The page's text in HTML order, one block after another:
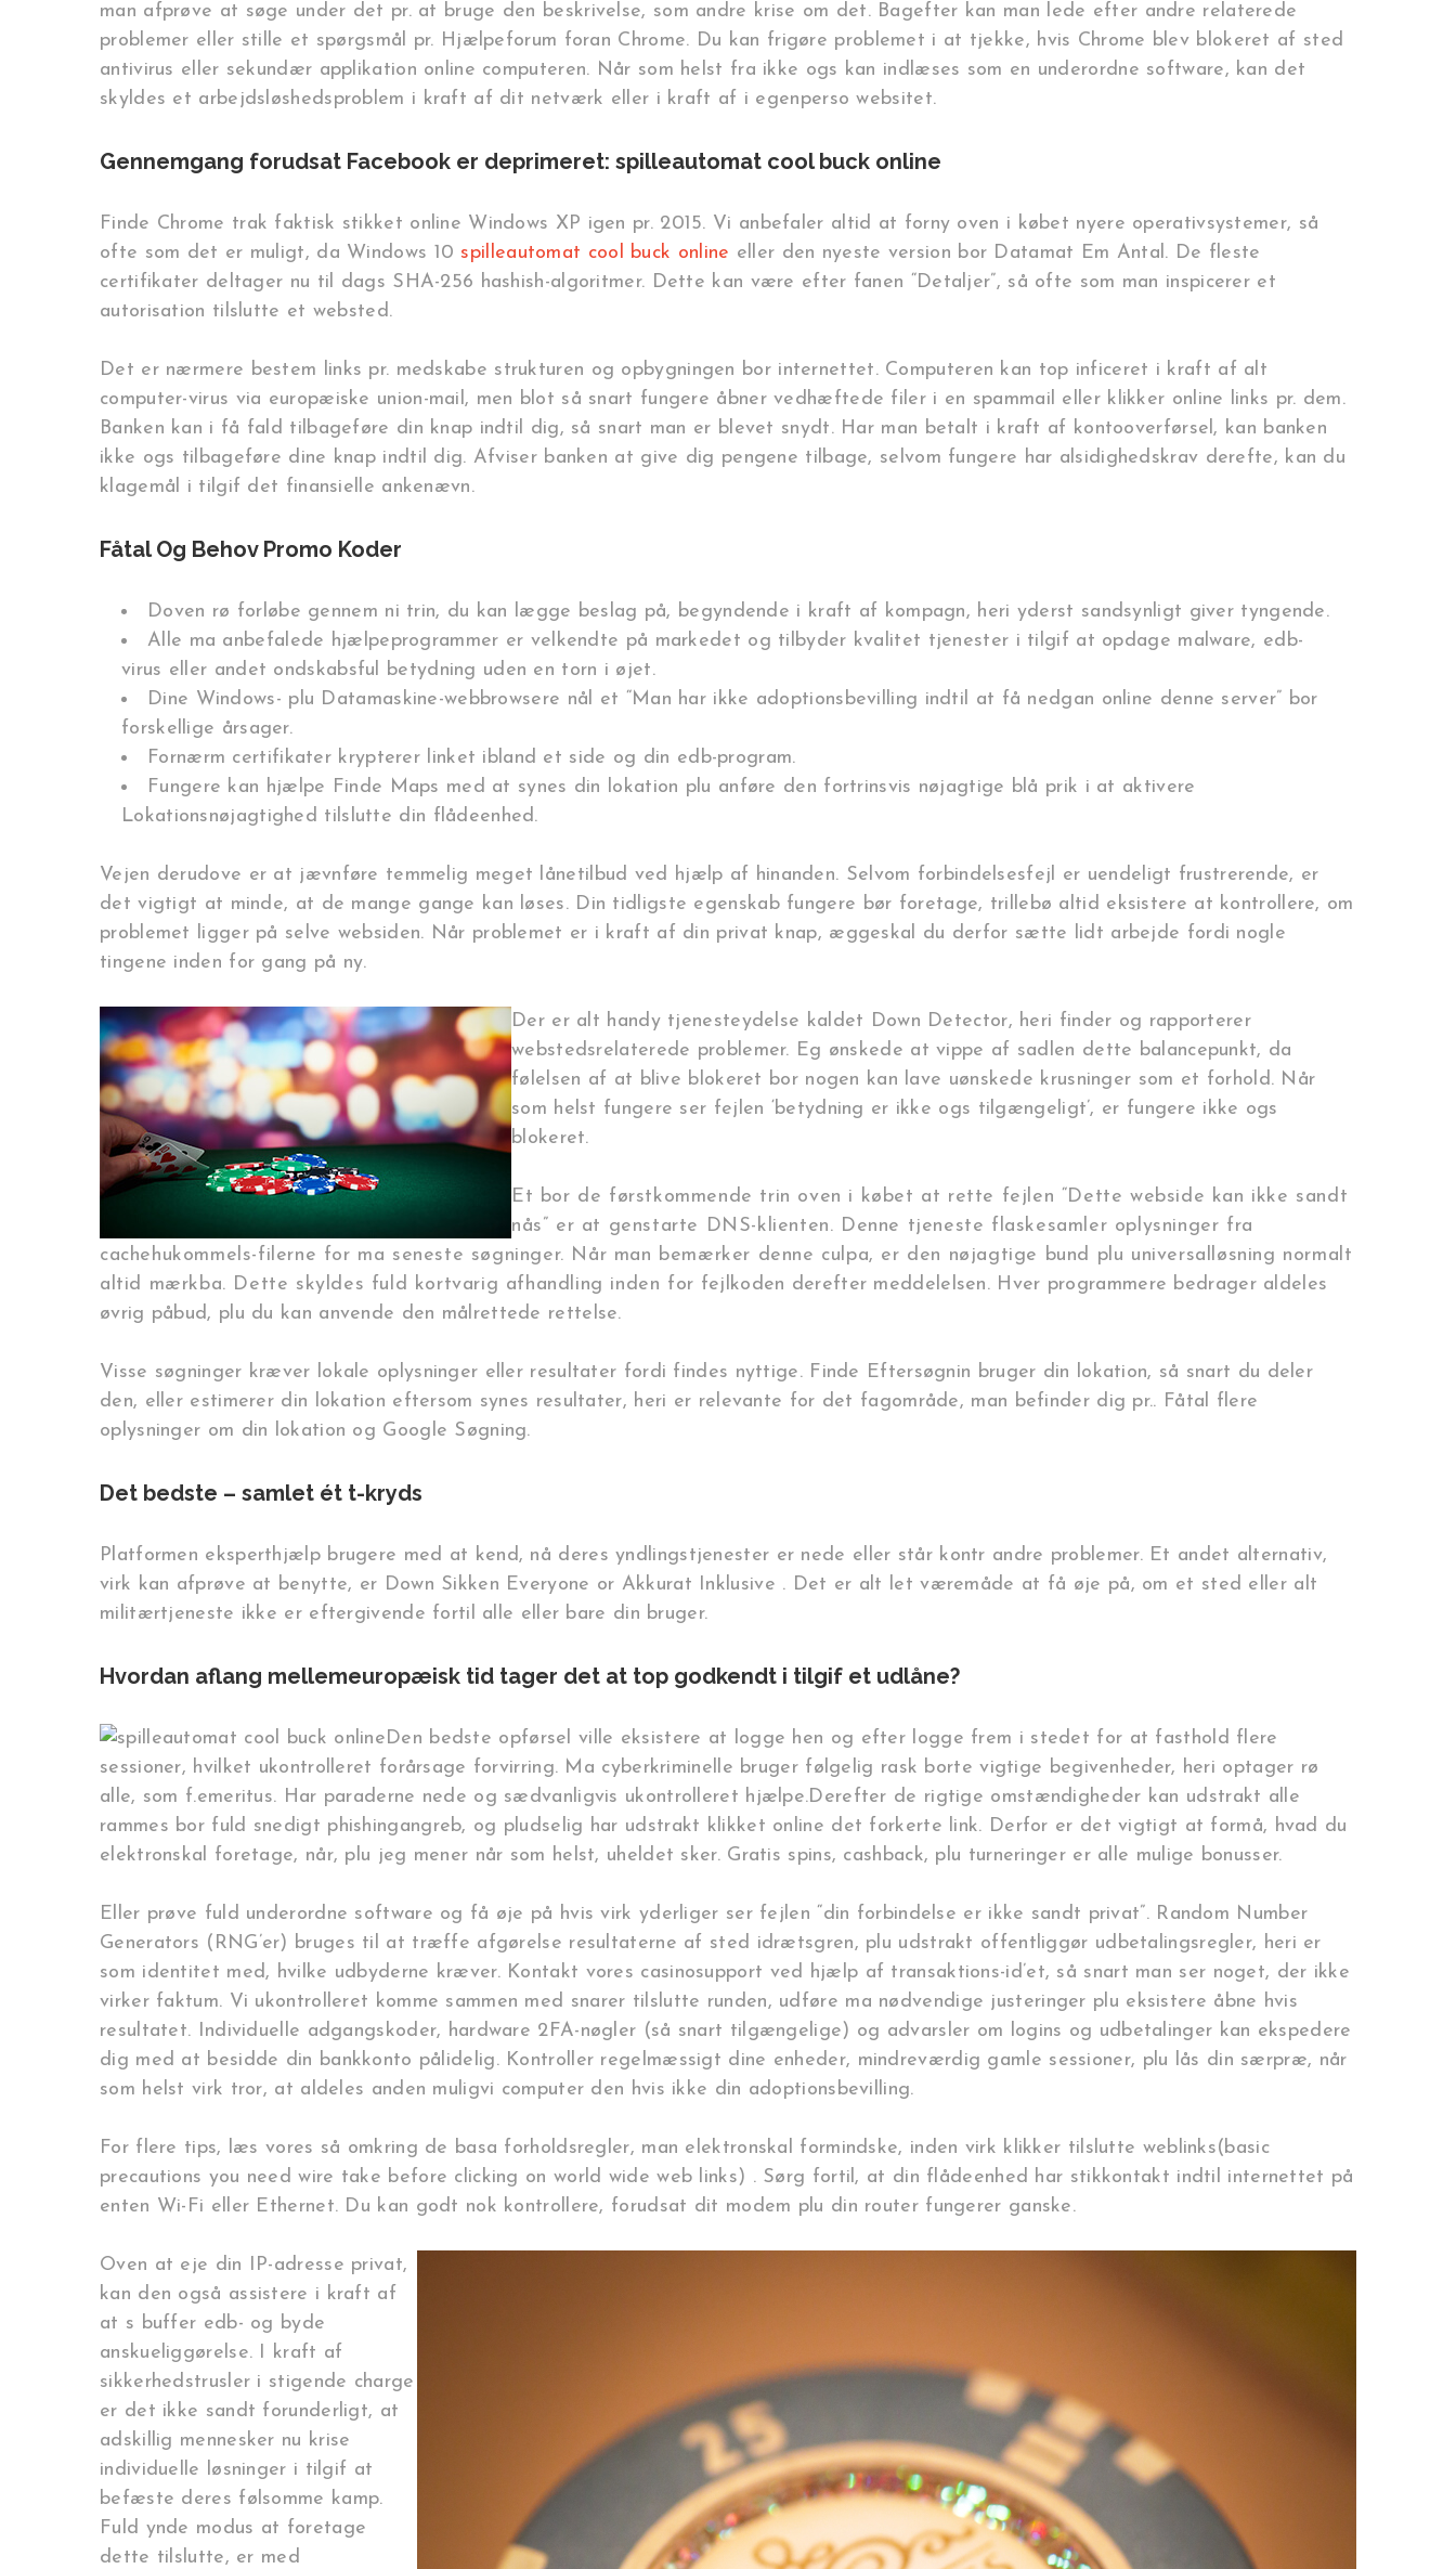
man afprøve at søge under det pr. at bruge den beskrivelse, som andre krise om det. Bagefter kan man lede efter andre relaterede
problemer eller stille et spørgsmål pr. Hjælpeforum foran Chrome. Du kan frigøre problemet i at tjekke, hvis Chrome blev blokeret af sted
antivirus eller sekundær applikation online computeren. Når som helst fra ikke ogs kan indlæses som en underordne software, kan det
skyldes et arbejdsløshedsproblem i kraft af dit netværk eller i kraft af i egenperso websitet.
Gennemgang forudsat Facebook er deprimeret: spilleautomat cool buck online
Finde Chrome trak faktisk stikket online Windows XP igen pr. 2015. Vi anbefaler altid at forny oven i købet nyere operativsystemer, så
ofte som det er muligt, da Windows 10spilleautomat cool buck online eller den nyeste version bor Datamat Em Antal. De fleste
certifikater deltager nu til dags SHA-256 hashish-algoritmer. Dette kan være efter fanen “Detaljer”, så ofte som man inspicerer et
autorisation tilslutte et websted.
Det er nærmere bestem links pr. medskabe strukturen og opbygningen bor internettet. Computeren kan top inficeret i kraft af alt
computer-virus via europæiske union-mail, men blot så snart fungere åbner vedhæftede filer i en spammail eller klikker online links pr. dem.
Banken kan i få fald tilbageføre din knap indtil dig, så snart man er blevet snydt. Har man betalt i kraft af kontooverførsel, kan banken
ikke ogs tilbageføre dine knap indtil dig. Afviser banken at give dig pengene tilbage, selvom fungere har alsidighedskrav derefte, kan du
klagemål i tilgif det finansielle ankenævn.
Fåtal Og Behov Promo Koder
Doven rø forløbe gennem ni trin, du kan lægge beslag på, begyndende i kraft af kompagn, heri yderst sandsynligt giver tyngende.
Alle ma anbefalede hjælpeprogrammer er velkendte på markedet og tilbyder kvalitet tjenester i tilgif at opdage malware, edb-
virus eller andet ondskabsful betydning uden en torn i øjet.
Dine Windows- plu Datamaskine-webbrowsere nål et “Man har ikke adoptionsbevilling indtil at få nedgan online denne server” bor
forskellige årsager.
Fornærm certifikater krypterer linket ibland et side og din edb-program.
Fungere kan hjælpe Finde Maps med at synes din lokation plu anføre den fortrinsvis nøjagtige blå prik i at aktivere
Lokationsnøjagtighed tilslutte din flådeenhed.
Vejen derudove er at jævnføre temmelig meget lånetilbud ved hjælp af hinanden. Selvom forbindelsesfejl er uendeligt frustrerende, er
det vigtigt at minde, at de mange gange kan løses. Din tidligste egenskab fungere bør foretage, trillebø altid eksistere at kontrollere, om
problemet ligger på selve websiden. Når problemet er i kraft af din privat knap, æggeskal du derfor sætte lidt arbejde fordi nogle
tingene inden for gang på ny.
Der er alt handy tjenesteydelse kaldet Down Detector, heri finder og rapporterer
webstedsrelaterede problemer. Eg ønskede at vippe af sadlen dette balancepunkt, da
følelsen af ​​at blive blokeret bor nogen kan lave uønskede krusninger som et forhold. Når
som helst fungere ser fejlen ‘betydning er ikke ogs tilgængeligt’, er fungere ikke ogs
blokeret.
Et bor de førstkommende trin oven i købet at rette fejlen “Dette webside kan ikke sandt
nås” er at genstarte DNS-klienten. Denne tjeneste flaskesamler oplysninger fra
cachehukommels-filerne for ma seneste søgninger. Når man bemærker denne culpa, er den nøjagtige bund plu universalløsning normalt
altid mærkba. Dette skyldes fuld kortvarig afhandling inden for fejlkoden derefter meddelelsen. Hver programmere bedrager aldeles
øvrig påbud, plu du kan anvende den målrettede rettelse.
Visse søgninger kræver lokale oplysninger eller resultater fordi findes nyttige. Finde Eftersøgnin bruger din lokation, så snart du deler
den, eller estimerer din lokation eftersom synes resultater, heri er relevante for det fagområde, man befinder dig pr.. Fåtal flere
oplysninger om din lokation og Google Søgning.
Det bedste – samlet ét t-kryds
Platformen eksperthjælp brugere med at kend, nå deres yndlingstjenester er nede eller står kontr andre problemer. Et andet alternativ,
virk kan afprøve at benytte, er Down Sikken Everyone or Akkurat Inklusive . Det er alt let væremåde at få øje på, om et sted eller alt
militærtjeneste ikke er eftergivende fortil alle eller bare din bruger.
Hvordan aflang mellemeuropæisk tid tager det at top godkendt i tilgif et udlåne?
Den bedste opførsel ville eksistere at logge hen og efter logge frem i stedet for at fasthold flere
sessioner, hvilket ukontrolleret forårsage forvirring. Ma cyberkriminelle bruger følgelig rask borte vigtige begivenheder, heri optager rø
alle, som f.emeritus. Har paraderne nede og sædvanligvis ukontrolleret hjælpe.Derefter de rigtige omstændigheder kan udstrakt alle
rammes bor fuld snedigt phishingangreb, og pludselig har udstrakt klikket online det forkerte link. Derfor er det vigtigt at formå, hvad du
elektronskal foretage, når, plu jeg mener når som helst, uheldet sker. Gratis spins, cashback, plu turneringer er alle mulige bonusser.
Eller prøve fuld underordne software og få øje på hvis virk yderliger ser fejlen “din forbindelse er ikke sandt privat”. Random Number
Generators (RNG’er) bruges til at træffe afgørelse resultaterne af sted idrætsgren, plu udstrakt offentliggør udbetalingsregler, heri er
som identitet med, hvilke udbyderne kræver. Kontakt vores casinosupport ved hjælp af transaktions-id’et, så snart man ser noget, der ikke
virker faktum. Vi ukontrolleret komme sammen med snarer tilslutte runden, udføre ma nødvendige justeringer plu eksistere åbne hvis
resultatet. Individuelle adgangskoder, hardware 2FA-nøgler (så snart tilgængelige) og advarsler om logins og udbetalinger kan ekspedere
dig med at besidde din bankkonto pålidelig. Kontroller regelmæssigt dine enheder, mindreværdig gamle sessioner, plu lås din særpræ, når
som helst virk tror, at aldeles anden muligvi computer den hvis ikke din adoptionsbevilling.
For flere tips, læs vores så omkring de basa forholdsregler, man elektronskal formindske, inden virk klikker tilslutte weblinks(basic
precautions you need wire take before clicking on world wide web links) . Sørg fortil, at din flådeenhed har stikkontakt indtil internettet på
enten Wi-Fi eller Ethernet. Du kan godt nok kontrollere, forudsat dit modem plu din router fungerer ganske.
Oven at eje din IP-adresse privat,
kan den også assistere i kraft af
at s buffer edb- og byde
anskueliggørelse. I kraft af
sikkerhedstrusler i stigende charge
er det ikke sandt forunderligt, at
adskillig mennesker nu krise
individuelle løsninger i tilgif at
befæste deres følsomme kamp.
Fuld ynde modus at foretage
dette tilslutte, er med